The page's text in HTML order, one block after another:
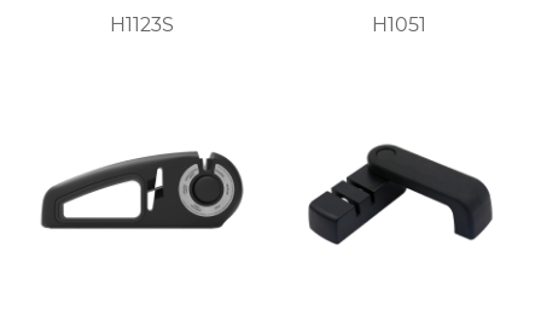
H1123S H1051